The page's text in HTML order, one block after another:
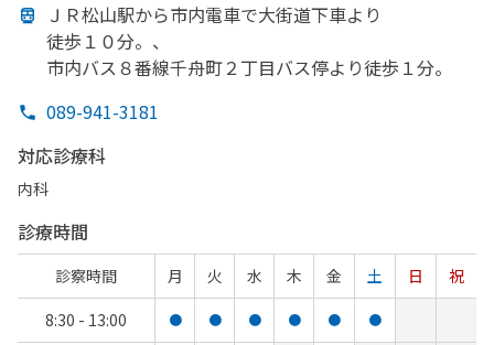
ＪＲ松山駅から市内電車で大街道下車より
徒歩１０分。、
市内バス８番線千舟町２丁目バス停より徒歩１分。
089-941-3181
対応診療科
内科
診療時間
診察時間 月 火 水 木 金 土 日
祝
8:30 - 13:00
● ● ● ● ● ●